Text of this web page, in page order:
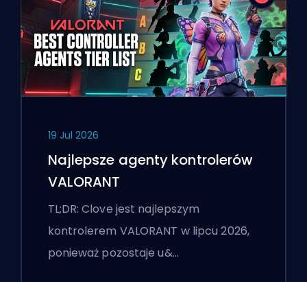
19 Jul 2026
Najlepsze agenty kontrolerów
VALORANT
TL;DR: Clove jest najlepszym
kontrolerem VALORANT w lipcu 2026,
ponieważ pozostaje u&…